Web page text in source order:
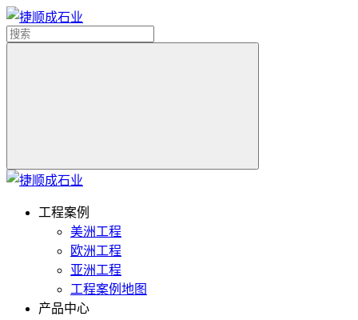
工程案例
美洲工程
欧洲工程
亚洲工程
工程案例地图
产品中心